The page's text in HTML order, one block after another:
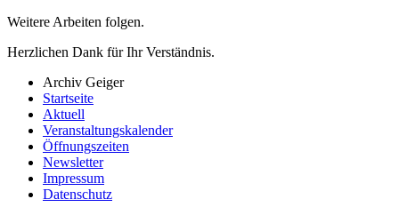
Weitere Arbeiten folgen.
Herzlichen Dank für Ihr Verständnis.
Archiv Geiger
Startseite
Aktuell
Veranstaltungskalender
Öffnungszeiten
Newsletter
Impressum
Datenschutz